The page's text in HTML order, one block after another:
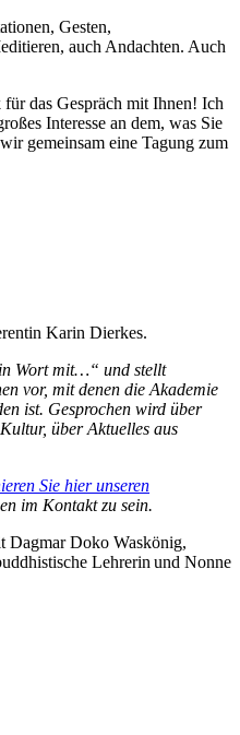
Gesten,
auch Andachten. Auch
das Gespräch mit Ihnen! Ich
Interesse an dem, was Sie
gemeinsam eine Tagung zum
Karin Dierkes.
Wort mit…“ und stellt
vor, mit denen die Akademie
ist. Gesprochen wird über
über Aktuelles aus
Sie hier unseren
im Kontakt zu sein.
Dagmar Doko Waskönig,
Lehrerin und Nonne